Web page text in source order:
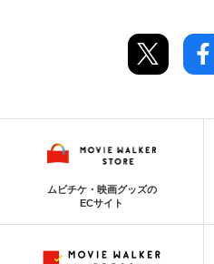
ムビチケ・映画グッズの
ECサイト